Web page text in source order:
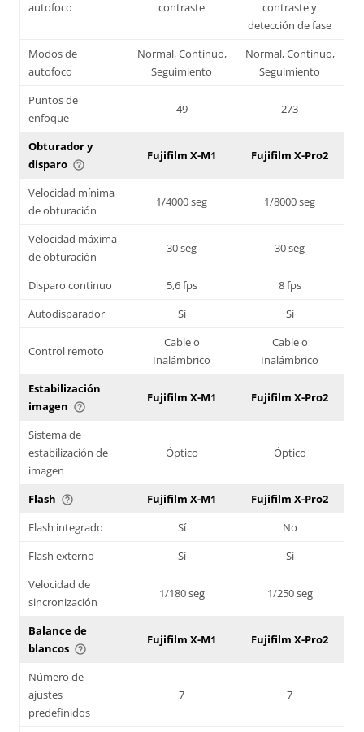
autofoco contraste
contraste y
detección de fase
Modos de
autofoco
Normal, Continuo,
Seguimiento
Normal, Continuo,
Seguimiento
Puntos de
enfoque
49 273
Obturador y
disparo help_outline
Fujifilm X-M1 Fujifilm X-Pro2
Velocidad mínima
de obturación
1/4000 seg 1/8000 seg
Velocidad máxima
de obturación
30 seg 30 seg
Disparo continuo 5,6 fps
8 fps
Autodisparador
Sí Sí
Control remoto
Cable o
Inalámbrico
Cable o
Inalámbrico
Estabilización
imagen help_outline
Fujifilm X-M1 Fujifilm X-Pro2
Sistema de
estabilización de
imagen
Óptico Óptico
Flash help_outline Fujifilm X-M1
Fujifilm X-Pro2
Flash integrado
Sí
No
Flash externo
Sí
Sí
Velocidad de
sincronización
1/180 seg 1/250 seg
Balance de
blancos help_outline
Fujifilm X-M1 Fujifilm X-Pro2
Número de
ajustes
predefinidos
7 7